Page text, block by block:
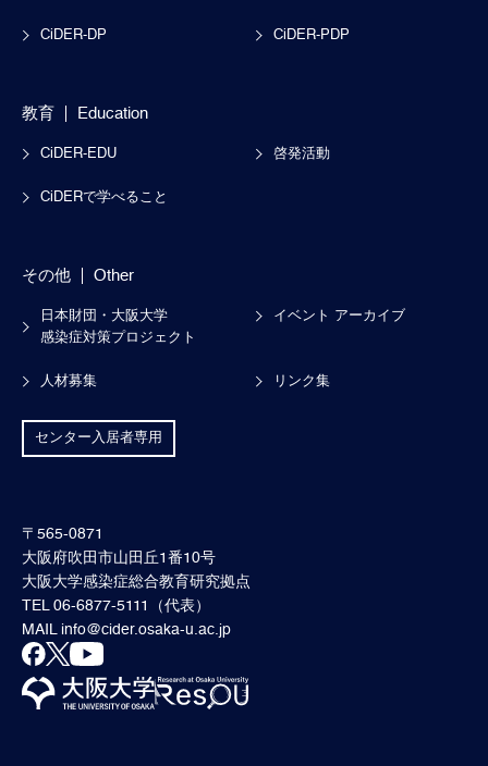
CiDER-DP CiDER-PDP
教育 Education
CiDER-EDU 啓発活動
CiDERで学べること
その他 Other
日本財団・大阪大学
感染症対策プロジェクト
イベント アーカイブ
人材募集 リンク集
センター入居者専用
〒565-0871
大阪府吹田市山田丘1番10号
大阪大学感染症総合教育研究拠点
TEL 06-6877-5111（代表）
MAIL
info@cider.osaka-u.ac.jp